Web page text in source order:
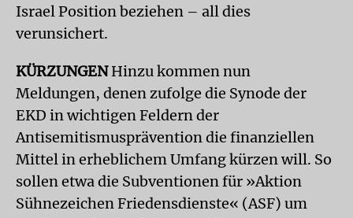
Israel Position beziehen – all dies
verunsichert.
KÜRZUNGENHinzu kommen nun
Meldungen, denen zufolge die Synode der
EKD in wichtigen Feldern der
Antisemitismusprävention die finanziellen
Mittel in erheblichem Umfang kürzen will. So
sollen etwa die Subventionen für »Aktion
Sühnezeichen Friedensdienste« (ASF) um